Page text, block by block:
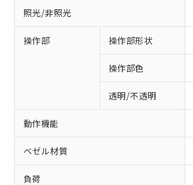
照光/非照光
操作部 操作部形状
操作部色
透明/不透明
動作機能
ベゼル材質
負荷